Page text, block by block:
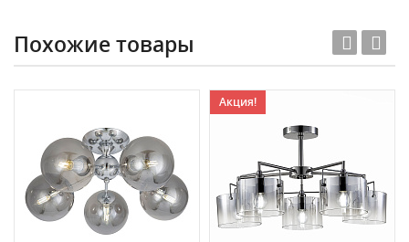
Похожие товары
Акция!